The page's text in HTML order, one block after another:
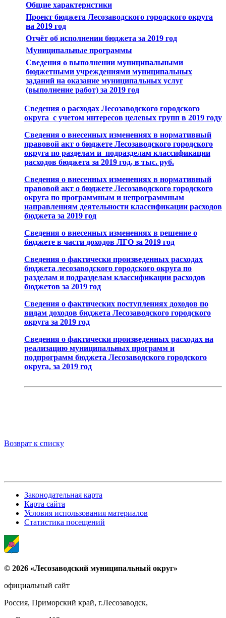
Общие характеристики
Проект бюджета Лесозаводского городского округа
на 2019 год
Отчёт об исполнении бюджета за 2019 год
Муниципальные программы
Сведения о выполнении муниципальными
бюджетными учреждениями муниципальных
заданий на оказание муниципальных услуг
(выполнение работ) за 2019 год
Сведения о расходах Лесозаводского городского
округа с учетом интересов целевых групп в 2019 году
Сведения о внесенных изменениях в нормативный
правовой акт о бюджете Лесозаводского городского
округа по разделам и подразделам классификации
расходов бюджета за 2019 год, в тыс. руб.
Сведения о внесенных изменениях в нормативный
правовой акт о бюджете Лесозаводского городского
округа по программным и непрограммным
направлениям деятельности классификации расходов
бюджета за 2019 год
Сведения о внесенных изменениях в решение о
бюджете в части доходов ЛГО за 2019 год
Сведения о фактически произведенных расходах
бюджета лесозаводского городского округа по
разделам и подразделам классификации расходов
бюджетов за 2019 год
Сведения о фактических поступлениях доходов по
видам доходов бюджета Лесозаводского городского
округа за 2019 год
Сведения о фактически произведенных расходах на
реализацию муниципальных программ и
подпрограмм бюджета Лесозаводского городского
округа, за 2019 год
Возврат к списку
Законодательная карта
Карта сайта
Условия использования материалов
Статистика посещений
© 2026 «Лесозаводский муниципальный округ»
официальный сайт
Россия, Приморский край, г.Лесозаводск,